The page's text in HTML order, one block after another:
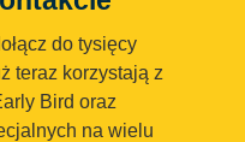
do tysięcy
teraz korzystają z
Bird oraz
na wielu